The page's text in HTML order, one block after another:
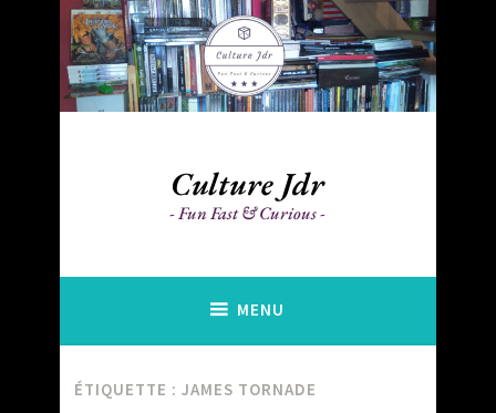
Accéder
au
contenu
principal
Culture Jdr
Fun Fast & Curious
MENU
ÉTIQUETTE :JAMES TORNADE